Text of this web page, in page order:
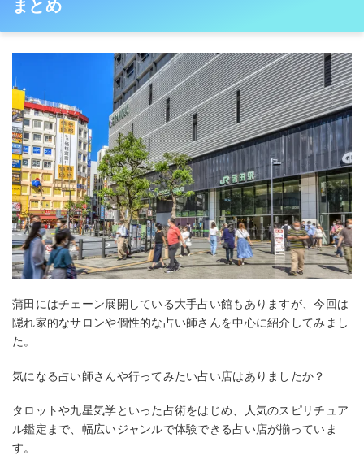
まとめ
蒲田にはチェーン展開している大手占い館もありますが、今回は
隠れ家的なサロンや個性的な占い師さんを中心に紹介してみまし
た。
気になる占い師さんや行ってみたい占い店はありましたか？
タロットや九星気学といった占術をはじめ、人気のスピリチュア
ル鑑定まで、幅広いジャンルで体験できる占い店が揃っていま
す。